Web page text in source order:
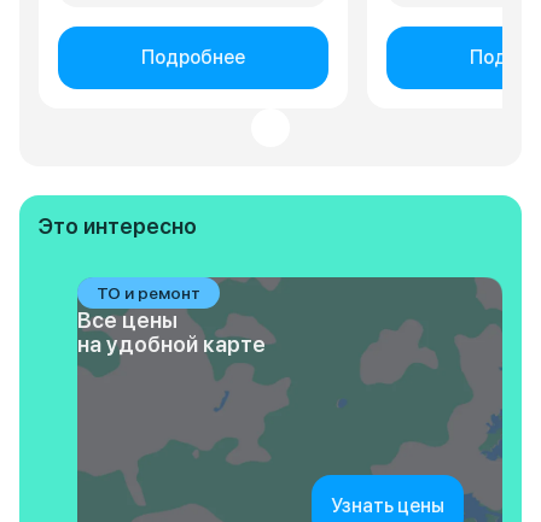
Подробнее
Это интересно
ТО и ремонт
Все цены
на удобной карте
Узнать цены